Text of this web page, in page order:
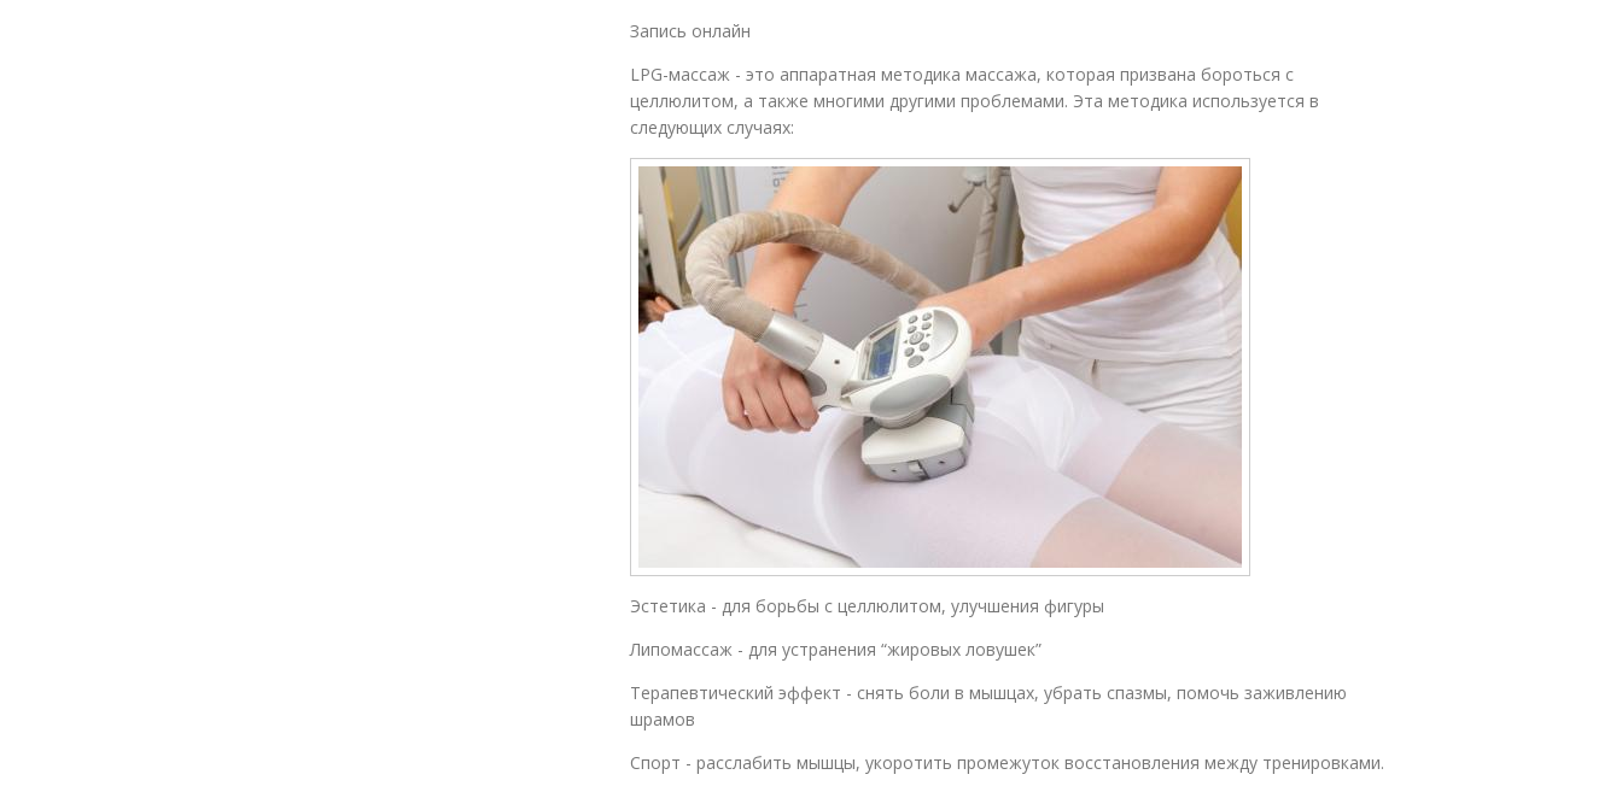
Запись онлайн
LPG-массаж - это аппаратная методика массажа, которая призвана бороться с
целлюлитом, а также многими другими проблемами. Эта методика используется в
следующих случаях:
Эстетика - для борьбы с целлюлитом, улучшения фигуры
Липомассаж - для устранения “жировых ловушек”
Терапевтический эффект - снять боли в мышцах, убрать спазмы, помочь заживлению
шрамов
Спорт - расслабить мышцы, укоротить промежуток восстановления между тренировками.